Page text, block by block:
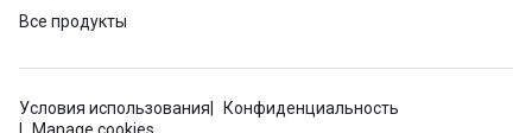
Все продукты
Условия использования
Конфиденциальность